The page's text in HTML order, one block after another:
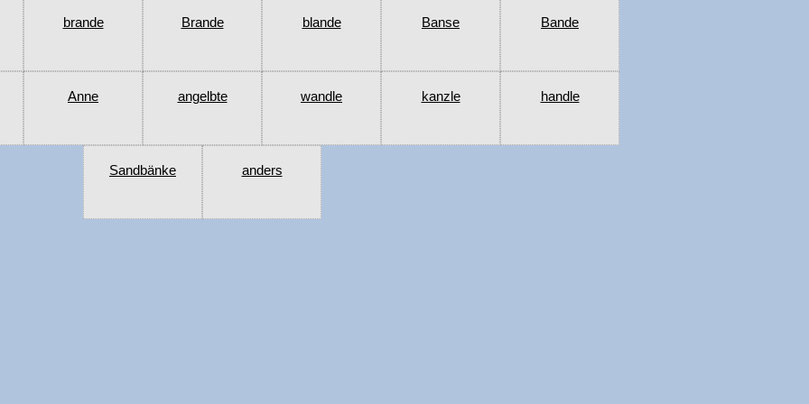
brande Brande blande Banse Bande
Anne angelbte wandle kanzle handle
Sandbänke anders